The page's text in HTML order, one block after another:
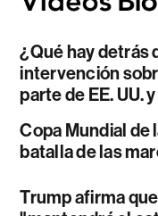
¿Qué hay detrás
intervención
parte de EE. UU.
Copa Mundial de
batalla de las
Trump afirma